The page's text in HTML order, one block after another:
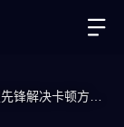
锋解决卡顿方式